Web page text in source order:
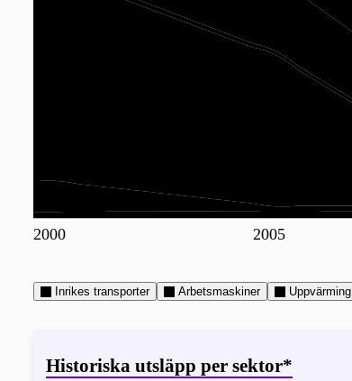
2000 2005
Inrikes transporter Arbetsmaskiner Uppvärming
Historiska utsläpp per sektor*